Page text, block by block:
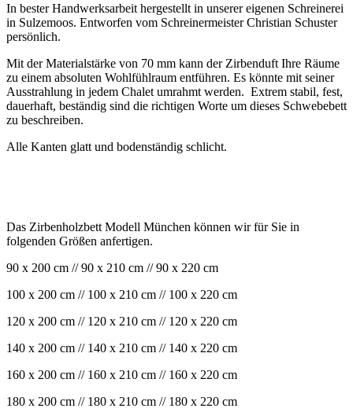
In bester Handwerksarbeit hergestellt in unserer eigenen Schreinerei
in Sulzemoos. Entworfen vom Schreinermeister Christian Schuster
persönlich.
Mit der Materialstärke von 70 mm kann der Zirbenduft Ihre Räume
zu einem absoluten Wohlfühlraum entführen. Es könnte mit seiner
Ausstrahlung in jedem Chalet umrahmt werden. Extrem stabil, fest,
dauerhaft, beständig sind die richtigen Worte um dieses Schwebebett
zu beschreiben.
Alle Kanten glatt und bodenständig schlicht.
Das Zirbenholzbett Modell München können wir für Sie in
folgenden Größen anfertigen.
90 x 200 cm // 90 x 210 cm // 90 x 220 cm
100 x 200 cm // 100 x 210 cm // 100 x 220 cm
120 x 200 cm // 120 x 210 cm // 120 x 220 cm
140 x 200 cm // 140 x 210 cm // 140 x 220 cm
160 x 200 cm // 160 x 210 cm // 160 x 220 cm
180 x 200 cm // 180 x 210 cm // 180 x 220 cm